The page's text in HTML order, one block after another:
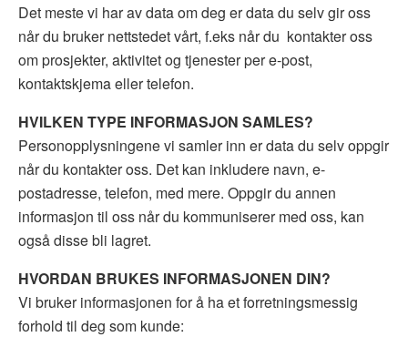
Det meste vi har av data om deg er data du selv gir oss
når du bruker nettstedet vårt, f.eks når du kontakter oss
om prosjekter, aktivitet og tjenester per e-post,
kontaktskjema eller telefon.
HVILKEN TYPE INFORMASJON SAMLES?
Personopplysningene vi samler inn er data du selv oppgir
når du kontakter oss. Det kan inkludere navn, e-
postadresse, telefon, med mere. Oppgir du annen
informasjon til oss når du kommuniserer med oss, kan
også disse bli lagret.
HVORDAN BRUKES INFORMASJONEN DIN?
Vi bruker informasjonen for å ha et forretningsmessig
forhold til deg som kunde: